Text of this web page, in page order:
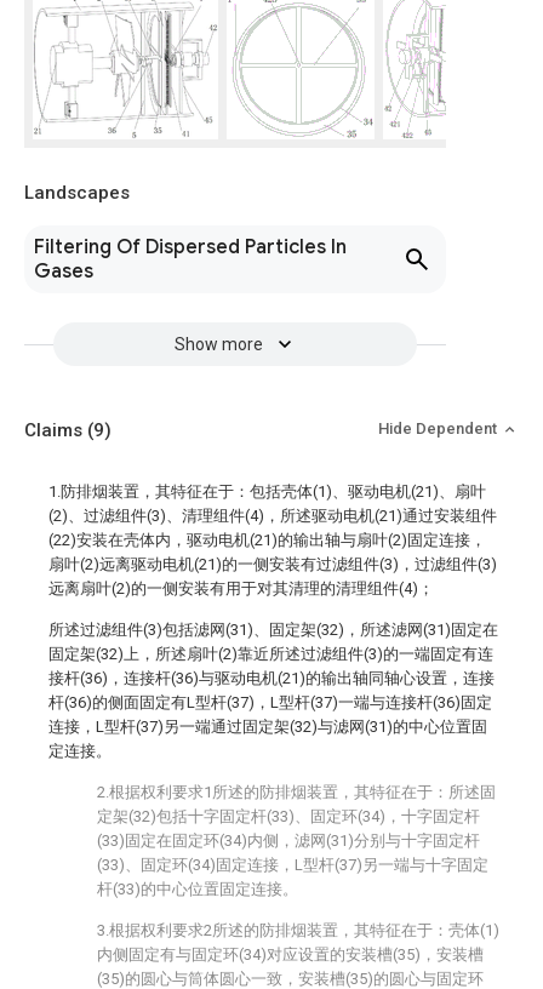
Landscapes
Filtering Of Dispersed Particles In
Gases
Show more
Claims (9) Hide Dependent
1.防排烟装置，其特征在于：包括壳体(1)、驱动电机(21)、扇叶
(2)、过滤组件(3)、清理组件(4)，所述驱动电机(21)通过安装组件
(22)安装在壳体内，驱动电机(21)的输出轴与扇叶(2)固定连接，
扇叶(2)远离驱动电机(21)的一侧安装有过滤组件(3)，过滤组件(3)
远离扇叶(2)的一侧安装有用于对其清理的清理组件(4)；
所述过滤组件(3)包括滤网(31)、固定架(32)，所述滤网(31)固定在
固定架(32)上，所述扇叶(2)靠近所述过滤组件(3)的一端固定有连
接杆(36)，连接杆(36)与驱动电机(21)的输出轴同轴心设置，连接
杆(36)的侧面固定有L型杆(37)，L型杆(37)一端与连接杆(36)固定
连接，L型杆(37)另一端通过固定架(32)与滤网(31)的中心位置固
定连接。
2.根据权利要求1所述的防排烟装置，其特征在于：所述固
定架(32)包括十字固定杆(33)、固定环(34)，十字固定杆
(33)固定在固定环(34)内侧，滤网(31)分别与十字固定杆
(33)、固定环(34)固定连接，L型杆(37)另一端与十字固定
杆(33)的中心位置固定连接。
3.根据权利要求2所述的防排烟装置，其特征在于：壳体(1)
内侧固定有与固定环(34)对应设置的安装槽(35)，安装槽
(35)的圆心与筒体圆心一致，安装槽(35)的圆心与固定环